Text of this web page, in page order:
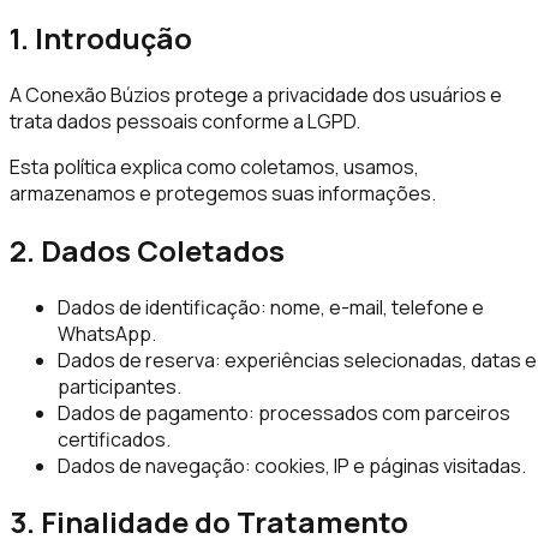
1. Introdução
A Conexão Búzios protege a privacidade dos usuários e
trata dados pessoais conforme a LGPD.
Esta política explica como coletamos, usamos,
armazenamos e protegemos suas informações.
2. Dados Coletados
Dados de identificação: nome, e-mail, telefone e
WhatsApp.
Dados de reserva: experiências selecionadas, datas e
participantes.
Dados de pagamento: processados com parceiros
certificados.
Dados de navegação: cookies, IP e páginas visitadas.
3. Finalidade do Tratamento